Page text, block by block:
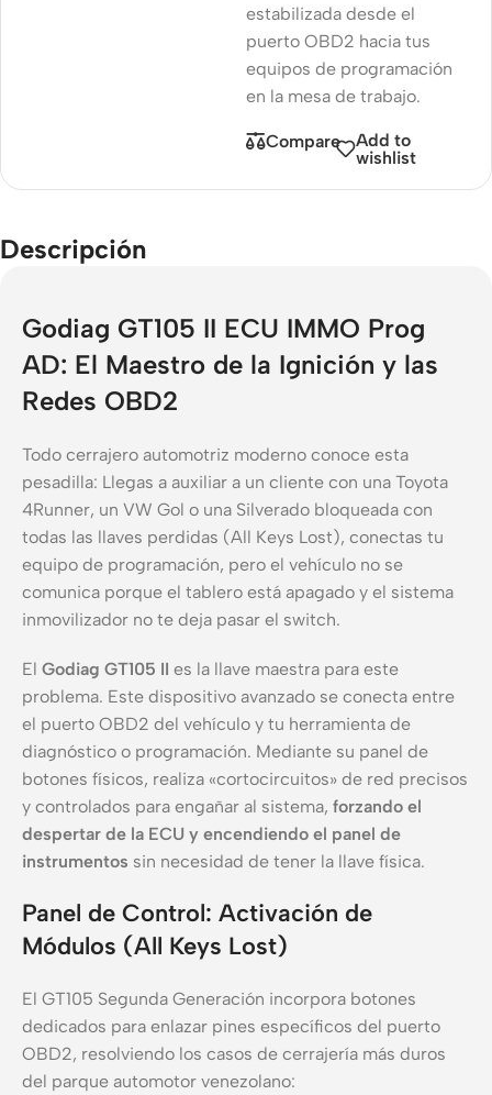
estabilizada desde el
puerto OBD2 hacia tus
equipos de programación
en la mesa de trabajo.
Compare
Add to
wishlist
Descripción
Godiag GT105 II ECU IMMO Prog
AD: El Maestro de la Ignición y las
Redes OBD2
Todo cerrajero automotriz moderno conoce esta
pesadilla: Llegas a auxiliar a un cliente con una Toyota
4Runner, un VW Gol o una Silverado bloqueada con
todas las llaves perdidas (All Keys Lost), conectas tu
equipo de programación, pero el vehículo no se
comunica porque el tablero está apagado y el sistema
inmovilizador no te deja pasar el switch.
El Godiag GT105 II es la llave maestra para este
problema. Este dispositivo avanzado se conecta entre
el puerto OBD2 del vehículo y tu herramienta de
diagnóstico o programación. Mediante su panel de
botones físicos, realiza «cortocircuitos» de red precisos
y controlados para engañar al sistema, forzando el
despertar de la ECU y encendiendo el panel de
instrumentos sin necesidad de tener la llave física.
Panel de Control: Activación de
Módulos (All Keys Lost)
El GT105 Segunda Generación incorpora botones
dedicados para enlazar pines específicos del puerto
OBD2, resolviendo los casos de cerrajería más duros
del parque automotor venezolano: